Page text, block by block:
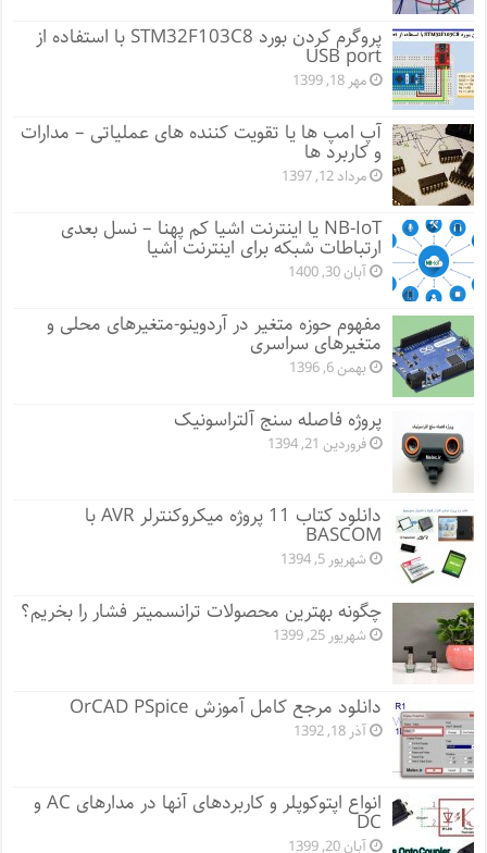
پروگرم کردن بورد STM32F103C8 با استفاده از
USB port
مهر 18, 1399
آپ امپ ها یا تقویت کننده های عملیاتی – مدارات
و کاربرد ها
مرداد 12, 1397
NB-IoT یا اینترنت اشیا کم پهنا – نسل بعدی
ارتباطات شبکه برای اینترنت اشیا
آبان 30, 1400
مفهوم حوزه متغیر در آردوینو-متغیرهای محلی و
متغیرهای سراسری
بهمن 6, 1396
پروژه فاصله سنج آلتراسونیک
فروردین 21, 1394
دانلود کتاب 11 پروژه میکروکنترلر AVR با
BASCOM
شهریور 5, 1394
چگونه بهترین محصولات ترانسمیتر فشار را بخریم؟
شهریور 25, 1399
دانلود مرجع کامل آموزش OrCAD PSpice
آذر 18, 1392
انواع اپتوکوپلر و کاربردهای آنها در مدارهای AC و
DC
آبان 20, 1399